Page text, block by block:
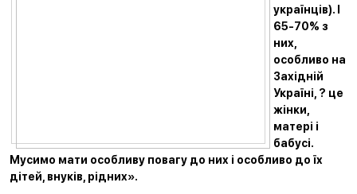
українців). І
65-70% з
них,
особливо на
Західній
Україні, ? це
жінки
матері і
бабусі.
Мусимо мати особливу повагу до них і особливо до їх
дітей, внуків, рідних».